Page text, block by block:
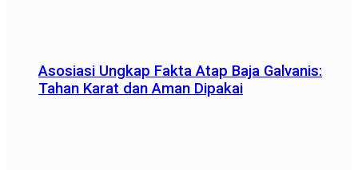
Asosiasi Ungkap Fakta Atap Baja Galvanis:
Tahan Karat dan Aman Dipakai